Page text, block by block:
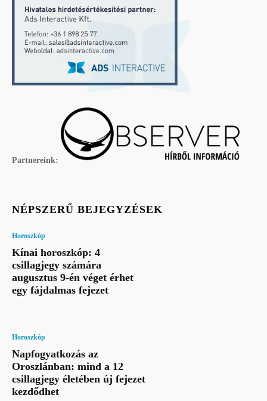
Partnereink:
NÉPSZERŰ BEJEGYZÉSEK
Horoszkóp
Kínai horoszkóp: 4
csillagjegy számára
augusztus 9-én véget érhet
egy fájdalmas fejezet
Horoszkóp
Napfogyatkozás az
Oroszlánban: mind a 12
csillagjegy életében új fejezet
kezdődhet